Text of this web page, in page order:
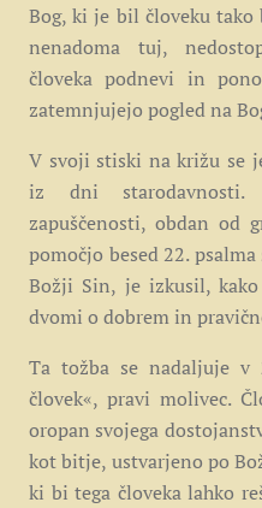
Bog, ki je bil človeku
nenadoma tuj,
človeka podnevi in
zatemnjujejo pogled na
V svoji stiski na križu se
iz dni
zapuščenosti, obdan od
pomočjo besed 22.
Božji Sin, je izkusil,
dvomi o dobrem in
Ta tožba se nadaljuje v
človek«, pravi molivec.
oropan svojega
kot bitje, ustvarjeno po
ki bi tega človeka lahko